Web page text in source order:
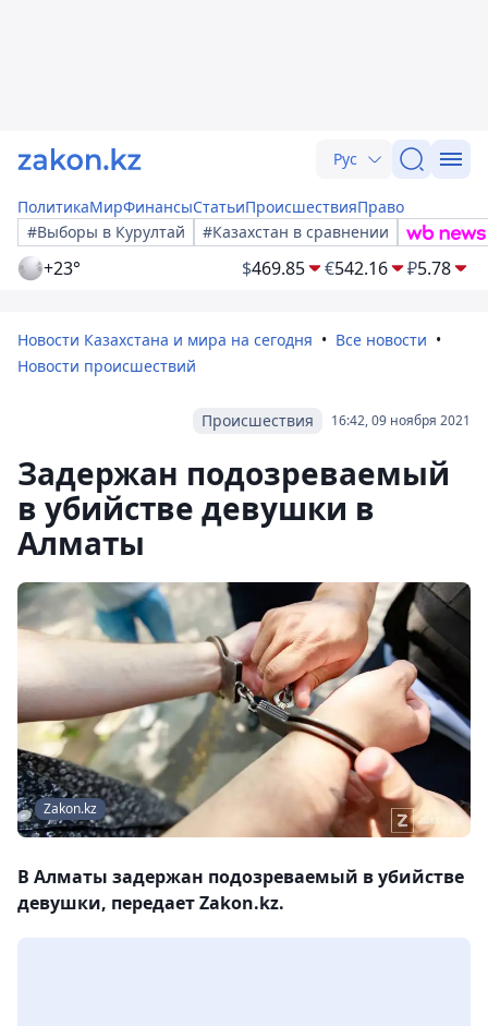
Рус
ПолитикаМирФинансыСтатьиПроисшествияПраво
#Выборы в Курултай
#Казахстан в сравнении
+23° $469.85 €542.16 ₽5.78
Новости Казахстана и мира на сегодня
Все новости
Новости происшествий
16:42, 09 ноября 2021
Происшествия
Задержан подозреваемый
в убийстве девушки в
Алматы
Zakon.kz
В Алматы задержан подозреваемый в убийстве
девушки, передает Zakon.kz.